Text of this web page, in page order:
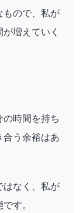
もので、私が
増えていく
時間を持ち
合う余裕はあ
はなく、私が
す。